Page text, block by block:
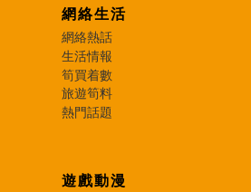
網絡生活
網絡熱話
生活情報
筍買着數
旅遊筍料
熱門話題
遊戲動漫